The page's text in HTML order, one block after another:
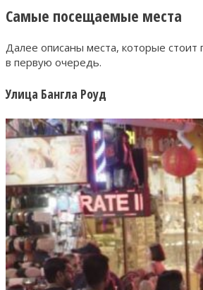
Самые посещаемые места
Далее описаны места, которые стоит
в первую очередь.
Улица Бангла Роуд